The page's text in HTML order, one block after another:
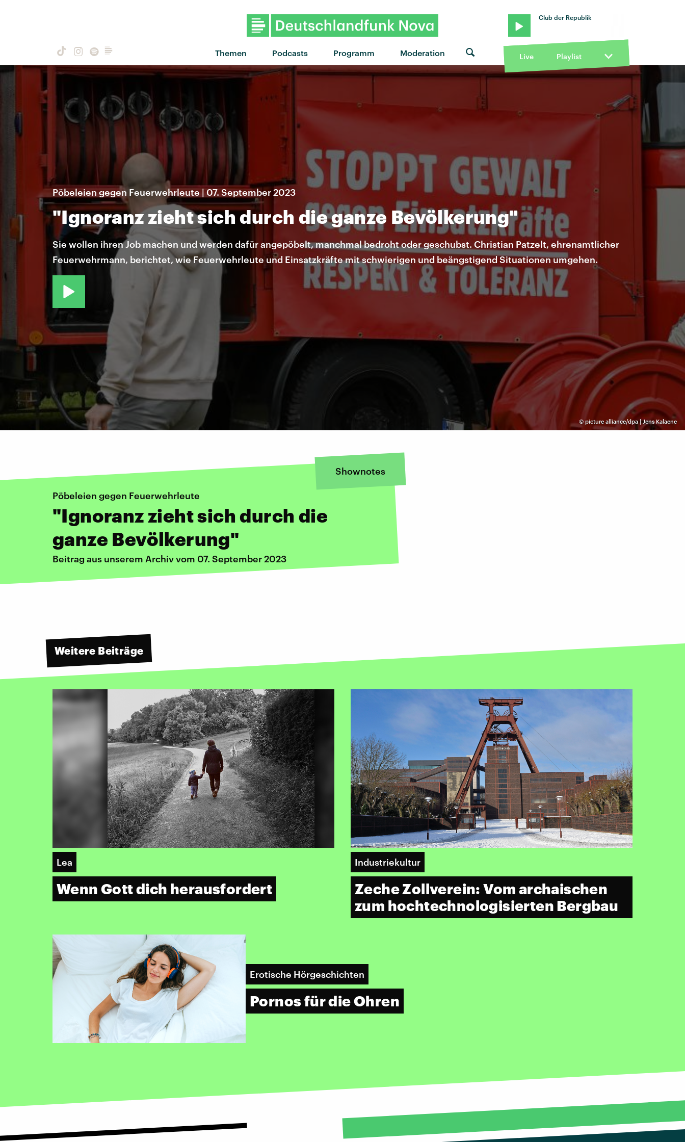
Themen Podcasts Programm Moderation
Club der Republik
Live Playlist
© picture alliance/dpa | Jens Kalaene
Pöbeleien gegen Feuerwehrleute | 07. September 2023
"Ignoranz zieht sich durch die ganze Bevölkerung"
Sie wollen ihren Job machen und werden dafür angepöbelt, manchmal bedroht oder geschubst. Christian Patzelt, ehrenamtlicher
Feuerwehrmann, berichtet, wie Feuerwehrleute und Einsatzkräfte mit schwierigen und beängstigend Situationen umgehen.
Shownotes
Pöbeleien gegen Feuerwehrleute
"Ignoranz zieht sich durch die
ganze Bevölkerung"
Beitrag aus unserem Archiv vom 07. September 2023
Weitere Beiträge
Lea
Wenn Gott dich herausfordert
Industriekultur
Zeche Zollverein: Vom archaischen
zum hochtechnologisierten Bergbau
Erotische Hörgeschichten
Pornos für die Ohren